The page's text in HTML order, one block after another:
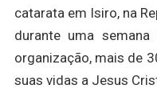
catarata em Isiro, na
durante uma
organização, mais de
suas vidas a Jesus